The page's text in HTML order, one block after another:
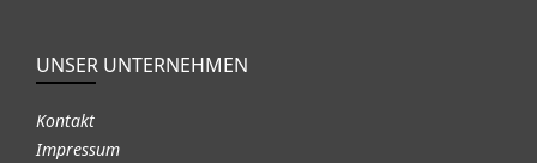
UNSER UNTERNEHMEN
Kontakt
Impressum